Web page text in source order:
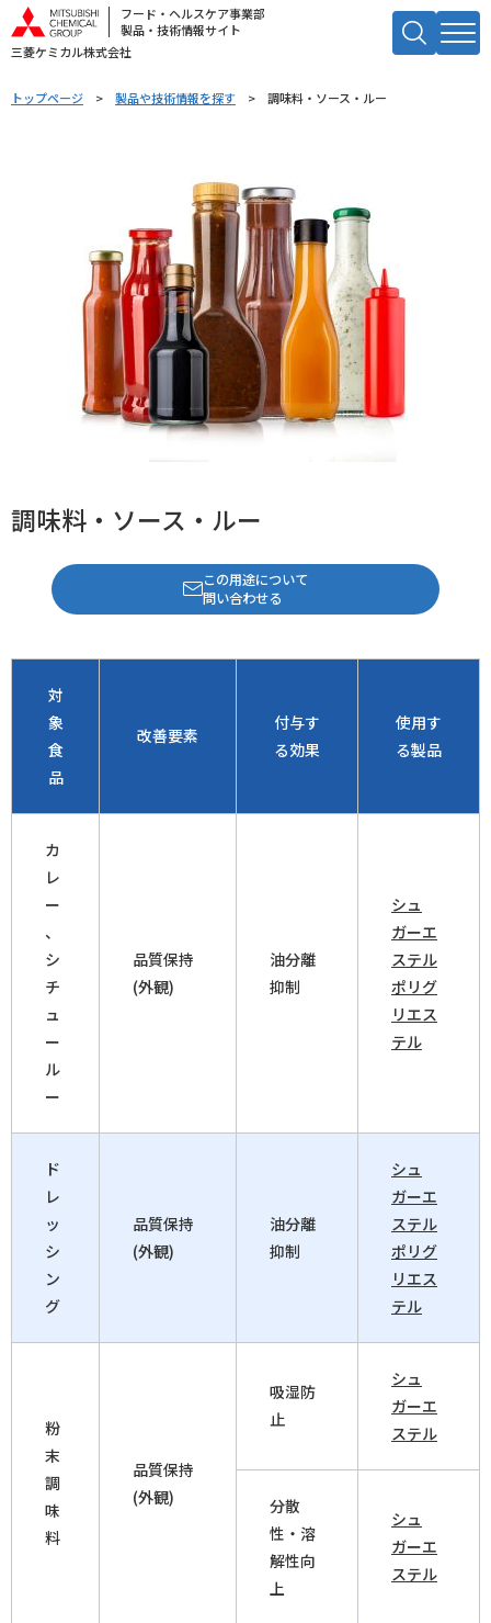
フード・ヘルスケア事業部
製品・技術情報サイト
三菱ケミカル株式会社
キーワードで検索する
トップページ 製品や技術情報を探す 調味料・ソース・ルー
調味料・ソース・ルー
この用途について
問い合わせる
対
象
食
品
改善要素
付与す
る効果
使用す
る製品
カ
レ
ー
、
シ
チ
ュ
ー
ル
ー
品質保持
(外観)
油分離
抑制
シュ
ガーエ
ステル
ポリグ
リエス
テル
ド
レ
ッ
シ
ン
グ
品質保持
(外観)
油分離
抑制
シュ
ガーエ
ステル
ポリグ
リエス
テル
粉
末
調
味
料
品質保持
(外観)
吸湿防
止
シュ
ガーエ
ステル
分散
性・溶
解性向
上
シュ
ガーエ
ステル